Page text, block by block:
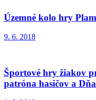
Územné kolo hry
9. 6. 2018
Športové hry žiakov
patróna hasičov a